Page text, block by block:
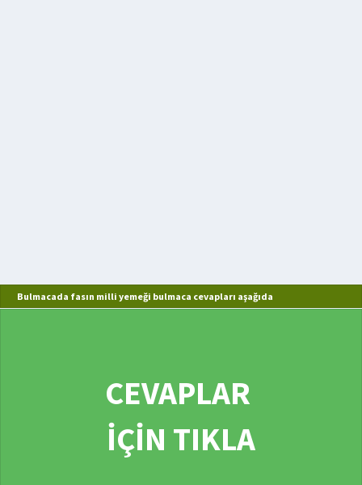
Bulmacada fasın milli yemeği bulmaca cevapları aşağıda
CEVAPLAR
İÇİN TIKLA